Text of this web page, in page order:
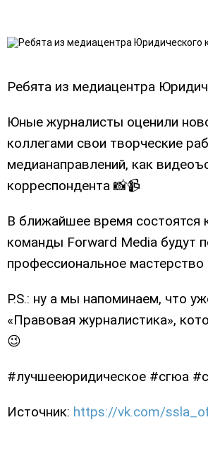
Ребята из медиацентра
Юные журналисты оценили
коллегами свои творческие
медианаправлений, как
корреспондента 📸📹
В ближайшее время состоятся
команды Forward Media будут
профессиональное мастерство
P.S.: ну а мы напоминаем, что
«Правовая журналистика»,
😉
#лучшееюридическое #сгюа
Источник: https://vk.com/